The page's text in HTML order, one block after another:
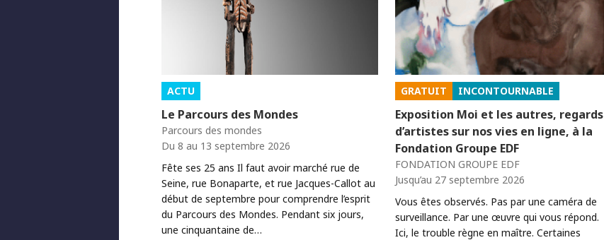
ACTU
Le Parcours des Mondes
Parcours des mondes
Du 8 au 13 septembre 2026
Fête ses 25 ans Il faut avoir marché rue de
Seine, rue Bonaparte, et rue Jacques-Callot au
début de septembre pour comprendre l’esprit
du Parcours des Mondes. Pendant six jours,
une cinquantaine de…
GRATUIT INCONTOURNABLE
Exposition Moi et les autres, regards
d’artistes sur nos vies en ligne, à la
Fondation Groupe EDF
FONDATION GROUPE EDF
Jusqu’au 27 septembre 2026
Vous êtes observés. Pas par une caméra de
surveillance. Par une œuvre qui vous répond.
Ici, le trouble règne en maître. Certaines